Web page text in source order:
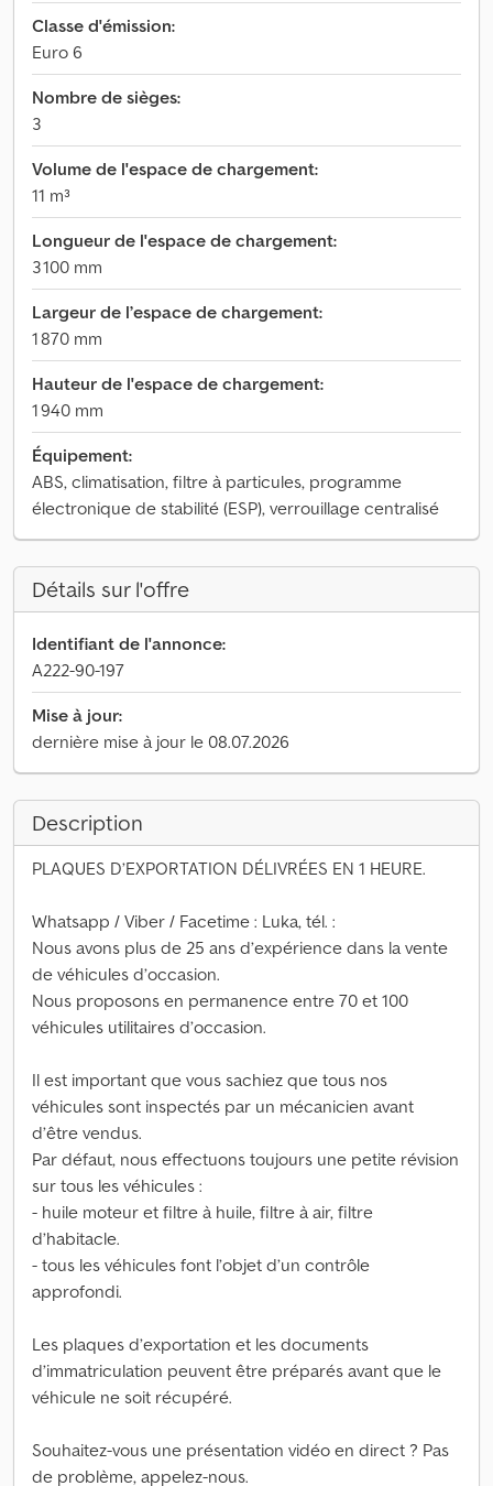
Classe d'émission:
Euro 6
Nombre de sièges:
3
Volume de l'espace de chargement:
11 m³
Longueur de l'espace de chargement:
3 100 mm
Largeur de l’espace de chargement:
1 870 mm
Hauteur de l'espace de chargement:
1 940 mm
Équipement:
ABS, climatisation, filtre à particules, programme
électronique de stabilité (ESP), verrouillage centralisé
Détails sur l'offre
Identifiant de l'annonce:
A222-90-197
Mise à jour:
dernière mise à jour le 08.07.2026
Description
PLAQUES D’EXPORTATION DÉLIVRÉES EN 1 HEURE.
Whatsapp / Viber / Facetime : Luka, tél. :
Nous avons plus de 25 ans d’expérience dans la vente
de véhicules d’occasion.
Nous proposons en permanence entre 70 et 100
véhicules utilitaires d’occasion.
Il est important que vous sachiez que tous nos
véhicules sont inspectés par un mécanicien avant
d’être vendus.
Par défaut, nous effectuons toujours une petite révision
sur tous les véhicules :
- huile moteur et filtre à huile, filtre à air, filtre
d’habitacle.
- tous les véhicules font l’objet d’un contrôle
approfondi.
Les plaques d’exportation et les documents
d’immatriculation peuvent être préparés avant que le
véhicule ne soit récupéré.
Souhaitez-vous une présentation vidéo en direct ? Pas
de problème, appelez-nous.